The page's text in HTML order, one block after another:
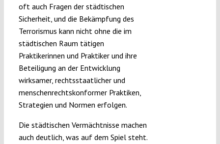
oft auch Fragen der städtischen
Sicherheit, und die Bekämpfung des
Terrorismus kann nicht ohne die im
städtischen Raum tätigen
Praktikerinnen und Praktiker und ihre
Beteiligung an der Entwicklung
wirksamer, rechtsstaatlicher und
menschenrechtskonformer Praktiken,
Strategien und Normen erfolgen.
Die städtischen Vermächtnisse machen
auch deutlich, was auf dem Spiel steht.